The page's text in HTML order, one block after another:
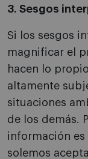
3. Sesgos
Si los sesgos
magnificar el
hacen lo
altamente
situaciones
de los demás.
información es
solemos